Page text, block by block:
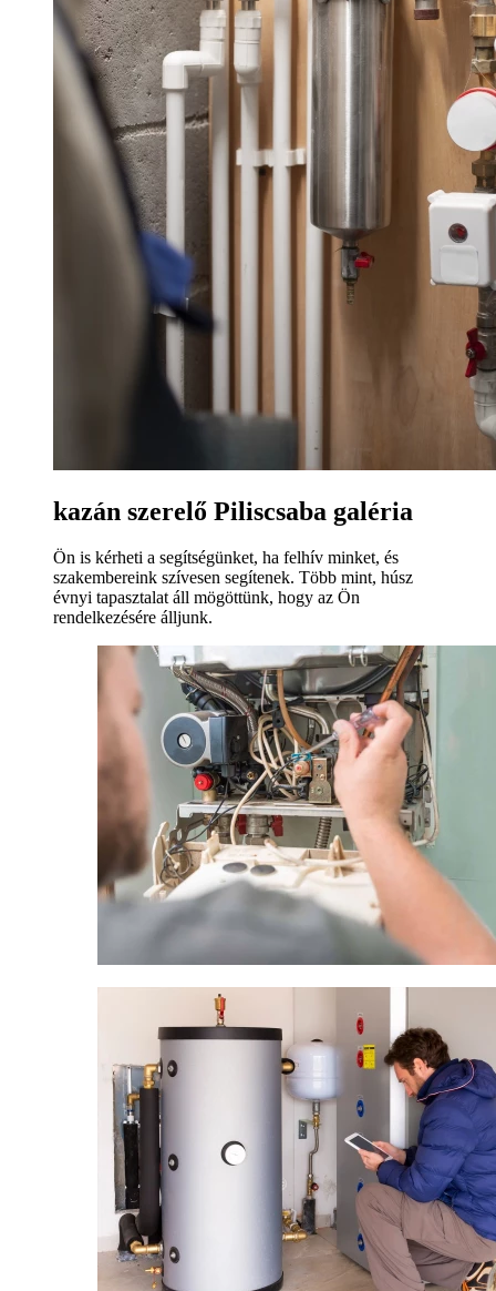
kazán szerelő Piliscsaba galéria
Ön is kérheti a segítségünket, ha felhív minket, és
szakembereink szívesen segítenek. Több mint, húsz
évnyi tapasztalat áll mögöttünk, hogy az Ön
rendelkezésére álljunk.